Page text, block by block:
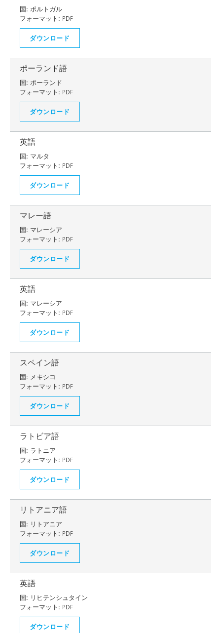
国: ポルトガル
フォーマット: PDF
ダウンロード
ポーランド語
国: ポーランド
フォーマット: PDF
ダウンロード
英語
国: マルタ
フォーマット: PDF
ダウンロード
マレー語
国: マレーシア
フォーマット: PDF
ダウンロード
英語
国: マレーシア
フォーマット: PDF
ダウンロード
スペイン語
国: メキシコ
フォーマット: PDF
ダウンロード
ラトビア語
国: ラトニア
フォーマット: PDF
ダウンロード
リトアニア語
国: リトアニア
フォーマット: PDF
ダウンロード
英語
国: リヒテンシュタイン
フォーマット: PDF
ダウンロード